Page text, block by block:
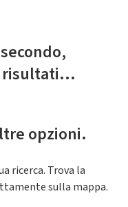
risultati...
opzioni.
ricerca. Trova la
sulla mappa.